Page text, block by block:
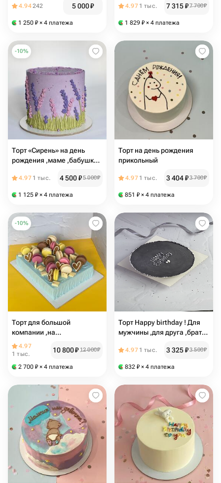
4.94242 5 000₽
1 250 ₽ × 4 платежа
4.97 1 тыс. 7 315₽7 700₽
1 829 ₽ × 4 платежа
-10%
Торт «Сирень» на день
рождения ,маме ,бабушке
4.97 1 тыс. 4 500₽5 000₽
1 125 ₽ × 4 платежа
Торт на день рождения
прикольный
4.97 1 тыс. 3 404₽3 700₽
851 ₽ × 4 платежа
-10%
Торт для большой
компании ,на
корпоративный
праздник,на выпускной
4.97
1 тыс.
10 800₽ 12 000₽
2 700 ₽ × 4 платежа
Торт Happy birthday ! Для
мужчины ,для друга ,брата
4.97 1 тыс. 3 325₽3 500₽
832 ₽ × 4 платежа